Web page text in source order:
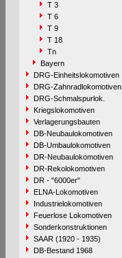
T 3
T 6
T 9
T 18
Tn
Bayern
DRG-Einheitslokomotiven
DRG-Zahnradlokomotiven
DRG-Schmalspurlok.
Kriegslokomotiven
Verlagerungsbauten
DB-Neubaulokomotiven
DB-Umbaulokomotiven
DR-Neubaulokomotiven
DR-Rekolokomotiven
DR - "6000er"
ELNA-Lokomotiven
Industrielokomotiven
Feuerlose Lokomotiven
Sonderkonstruktionen
SAAR (1920 - 1935)
DB-Bestand 1968